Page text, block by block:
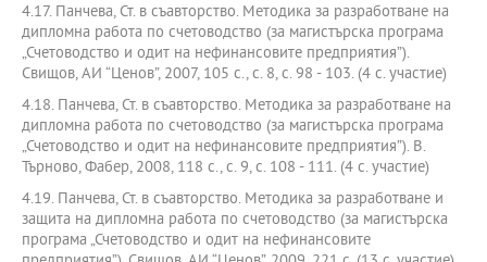
4.17. Панчева, Ст. в съавторство. Методика за разработване на
дипломна работа по счетоводство (за магистърска програма
„Счетоводство и одит на нефинансовите предприятия”).
Свищов, АИ “Ценов”, 2007, 105 с., с. 8, с. 98 - 103. (4 с. участие)
4.18. Панчева, Ст. в съавторство. Методика за разработване на
дипломна работа по счетоводство (за магистърска програма
„Счетоводство и одит на нефинансовите предприятия”). В.
Търново, Фабер, 2008, 118 с., с. 9, с. 108 - 111. (4 с. участие)
4.19. Панчева, Ст. в съавторство. Методика за разработване и
защита на дипломна работа по счетоводство (за магистърска
програма „Счетоводство и одит на нефинансовите